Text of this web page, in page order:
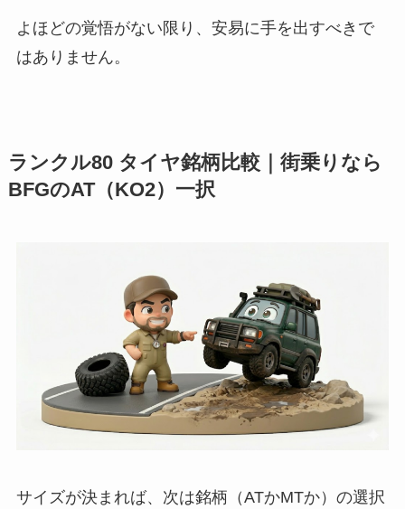
よほどの覚悟がない限り、安易に手を出すべきで
はありません。
ランクル80 タイヤ銘柄比較｜街乗りなら
BFGのAT（KO2）一択
サイズが決まれば、次は銘柄（ATかMTか）の選択